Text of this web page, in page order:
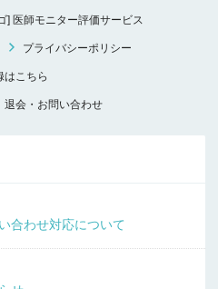
] 医師モニター評価サービス
プライバシーポリシー
はこちら
退会・お問い合わせ
合わせ対応について